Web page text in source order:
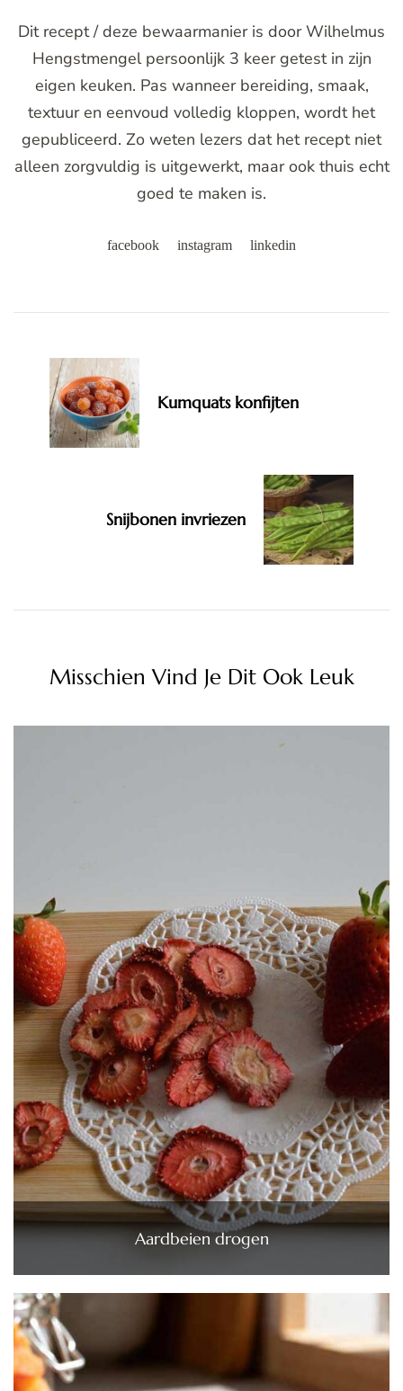
Dit recept / deze bewaarmanier is door Wilhelmus
Hengstmengel persoonlijk 3 keer getest in zijn
eigen keuken. Pas wanneer bereiding, smaak,
textuur en eenvoud volledig kloppen, wordt het
gepubliceerd. Zo weten lezers dat het recept niet
alleen zorgvuldig is uitgewerkt, maar ook thuis echt
goed te maken is.
facebook instagram linkedin
Navigation
Kumquats konfijten
Snijbonen invriezen
Misschien Vind Je Dit Ook Leuk
Aardbeien drogen